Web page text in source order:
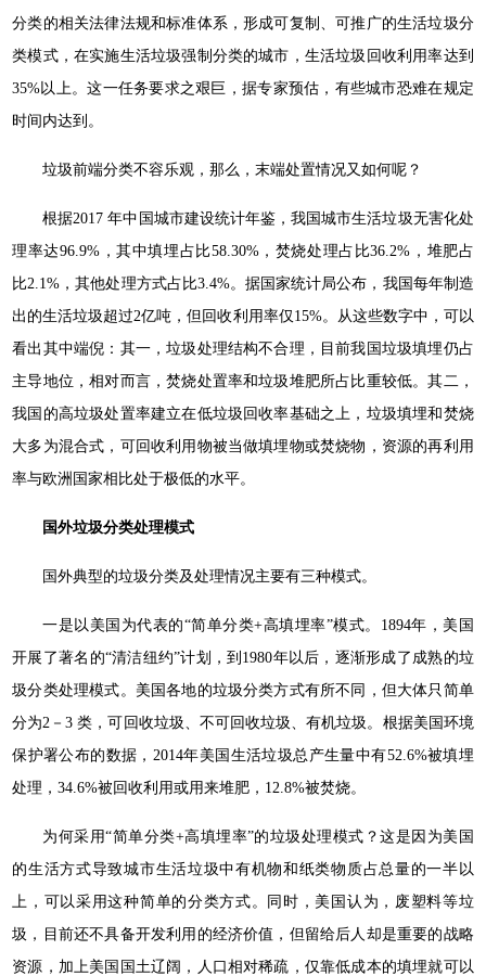
分类的相关法律法规和标准体系，形成可复制、可推广的生活垃圾分
类模式，在实施生活垃圾强制分类的城市，生活垃圾回收利用率达到
35%以上。这一任务要求之艰巨，据专家预估，有些城市恐难在规定
时间内达到。
垃圾前端分类不容乐观，那么，末端处置情况又如何呢？
根据2017 年中国城市建设统计年鉴，我国城市生活垃圾无害化处
理率达96.9%，其中填埋占比58.30%，焚烧处理占比36.2%，堆肥占
比2.1%，其他处理方式占比3.4%。据国家统计局公布，我国每年制造
出的生活垃圾超过2亿吨，但回收利用率仅15%。从这些数字中，可以
看出其中端倪：其一，垃圾处理结构不合理，目前我国垃圾填埋仍占
主导地位，相对而言，焚烧处置率和垃圾堆肥所占比重较低。其二，
我国的高垃圾处置率建立在低垃圾回收率基础之上，垃圾填埋和焚烧
大多为混合式，可回收利用物被当做填埋物或焚烧物，资源的再利用
率与欧洲国家相比处于极低的水平。
国外垃圾分类处理模式
国外典型的垃圾分类及处理情况主要有三种模式。
一是以美国为代表的“简单分类+高填埋率”模式。1894年，美国
开展了著名的“清洁纽约”计划，到1980年以后，逐渐形成了成熟的垃
圾分类处理模式。美国各地的垃圾分类方式有所不同，但大体只简单
分为2－3 类，可回收垃圾、不可回收垃圾、有机垃圾。根据美国环境
保护署公布的数据，2014年美国生活垃圾总产生量中有52.6%被填埋
处理，34.6%被回收利用或用来堆肥，12.8%被焚烧。
为何采用“简单分类+高填埋率”的垃圾处理模式？这是因为美国
的生活方式导致城市生活垃圾中有机物和纸类物质占总量的一半以
上，可以采用这种简单的分类方式。同时，美国认为，废塑料等垃
圾，目前还不具备开发利用的经济价值，但留给后人却是重要的战略
资源，加上美国国土辽阔，人口相对稀疏，仅靠低成本的填埋就可以